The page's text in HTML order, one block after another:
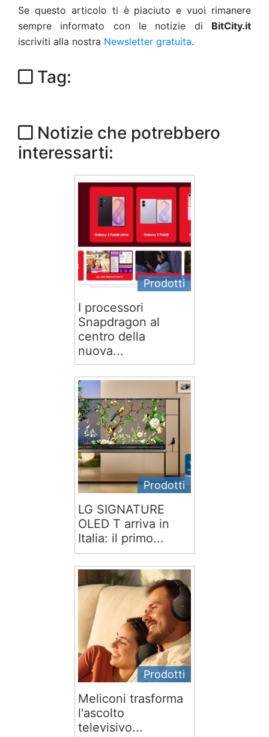
Se questo articolo ti è piaciuto e vuoi rimanere
sempre informato con le notizie di BitCity.it
iscriviti alla nostra Newsletter gratuita.
Tag:
Notizie che potrebbero
interessarti:
Prodotti
I processori
Snapdragon al
centro della
nuova...
Prodotti
LG SIGNATURE
OLED T arriva in
Italia: il primo...
Prodotti
Meliconi trasforma
l'ascolto
televisivo...